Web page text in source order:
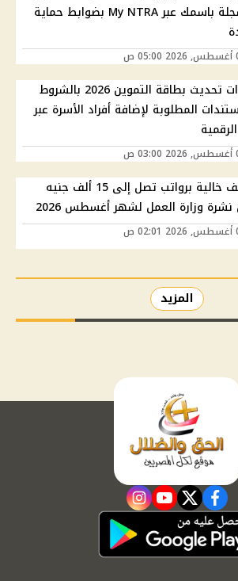
المسجلة باسمك عبر My NTRA بضوابط حماية
خطوات تحديث بطاقة التموين 2026 بالشروط
المطلوبة لإضافة أفراد الأسرة عبر
وظائف خالية برواتب تصل إلى 15 ألف جنيه
وزارة العمل لشهر أغسطس 2026
المزيد
facebook
twitter
youtube
instagram